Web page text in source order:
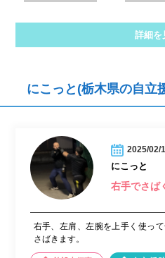
詳細を
にこっと(栃木県の自立
2025/02/
にこっと
右手でさば
右手、左肩、左腕を上手く使っ
さばきます。